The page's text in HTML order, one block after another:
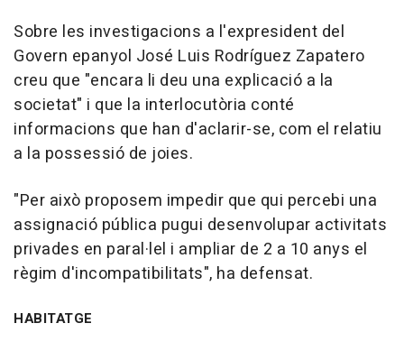
Sobre les investigacions a l'expresident del
Govern epanyol José Luis Rodríguez Zapatero
creu que "encara li deu una explicació a la
societat" i que la interlocutòria conté
informacions que han d'aclarir-se, com el relatiu
a la possessió de joies.
"Per això proposem impedir que qui percebi una
assignació pública pugui desenvolupar activitats
privades en paral·lel i ampliar de 2 a 10 anys el
règim d'incompatibilitats", ha defensat.
HABITATGE